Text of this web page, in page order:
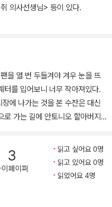
의사선생님> 등이 있다.
을 열 번 두들겨야 겨우 눈을 뜨
터를 입어보니 너무 작아져있다.
에 나가는 것을 본 수잔은 대신
가는 길에 안토니오 할아버지
만 차례차례 물건을 사고 돌아오
발은 스웨터가 짧아 차가워지고,
는 수잔의 모습은 너무 힘들어
다. 다음 날 아침, 수잔은 신기하
3
이페이퍼
읽고 싶어요 0명
읽고 있어요 0명
읽었어요 4명